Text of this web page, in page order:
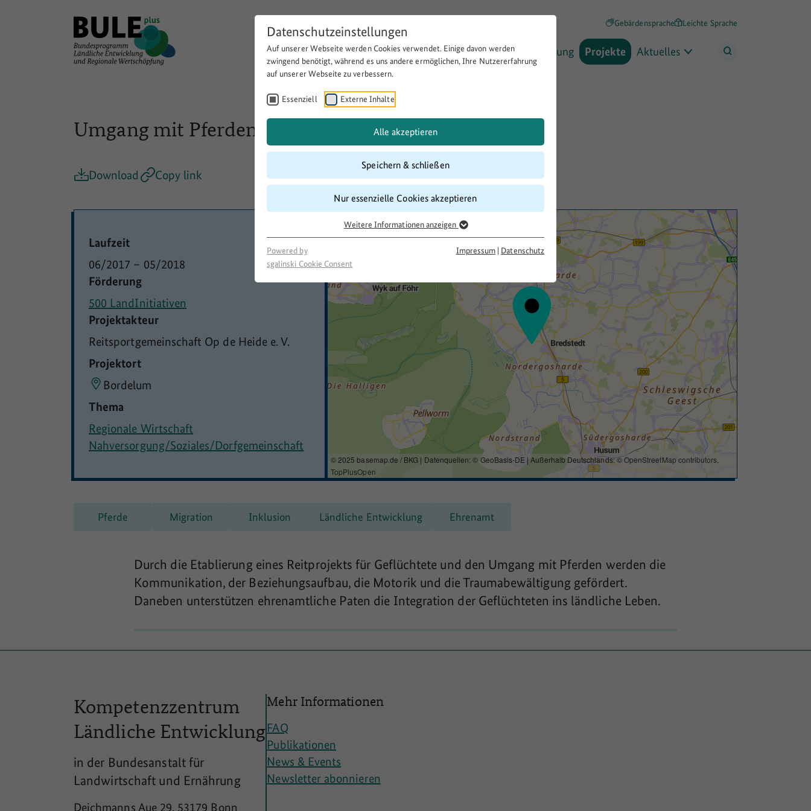
Datenschutzeinstellungen
Auf unserer Webseite werden Cookies verwendet. Einige davon werden
zwingend benötigt, während es uns andere ermöglichen, Ihre Nutzererfahrung
auf unserer Webseite zu verbessern.
Essenziell Externe Inhalte
Alle akzeptieren
Speichern & schließen
Nur essenzielle Cookies akzeptieren
Weitere Informationen anzeigen
Powered by
sgalinski Cookie Consent
Impressum | Datenschutz
Gebärdensprache Leichte Sprache
Über BULEplus Themen Förderung Projekte Aktuelles
Umgang mit Pferden für Geflüchtete
Download Copy link
Laufzeit
06/2017 – 05/2018
Förderung
500 LandInitiativen
Projektakteur
Reitsportgemeinschaft Op de Heide e. V.
Projektort
Bordelum
Thema
Regionale Wirtschaft
Nahversorgung/Soziales/Dorfgemeinschaft
© 2025 basemap.de / BKG | Datenquellen: © GeoBasis-DE | Außerhalb Deutschlands: ©OpenStreetMap contributors
TopPlusOpen
Pferde Migration Inklusion Ländliche Entwicklung Ehrenamt
Durch die Etablierung eines Reitprojekts für Geflüchtete und den Umgang mit Pferden werden die
Kommunikation, der Beziehungsaufbau, die Motorik und die Traumabewältigung gefördert.
Daneben unterstützen ehrenamtliche Paten die Integration der Geflüchteten ins ländliche Leben.
Kompetenzzentrum
Ländliche Entwicklung
in der Bundesanstalt für
Landwirtschaft und Ernährung
Deichmanns Aue 29, 53179 Bonn
Mehr Informationen
FAQ
Publikationen
News & Events
Newsletter abonnieren